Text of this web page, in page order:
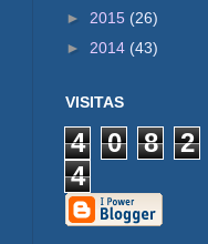
► 2015 (26)
► 2014 (43)
VISITAS
4 0 8 2
4